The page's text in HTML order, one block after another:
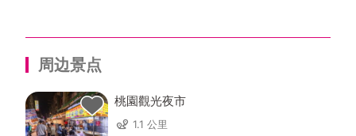
周边景点
桃園觀光夜市
1.1 公里